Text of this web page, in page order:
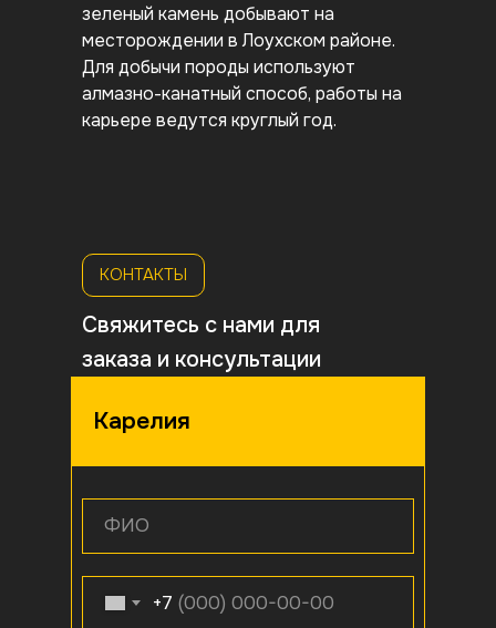
зеленый камень добывают на
месторождении в Лоухском районе.
Для добычи породы используют
алмазно-канатный способ, работы на
карьере ведутся круглый год.
Свяжитесь с нами для
заказа и консультации
КОНТАКТЫ
Карелия
Карелия
ФИО
+7